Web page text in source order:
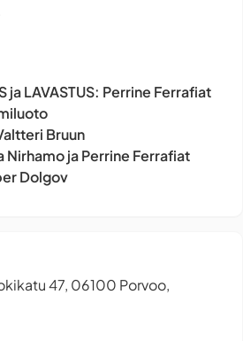
ja LAVASTUS: Perrine Ferrafiat
Bruun
Nirhamo ja Perrine Ferrafiat
Dolgov
47, 06100 Porvoo,